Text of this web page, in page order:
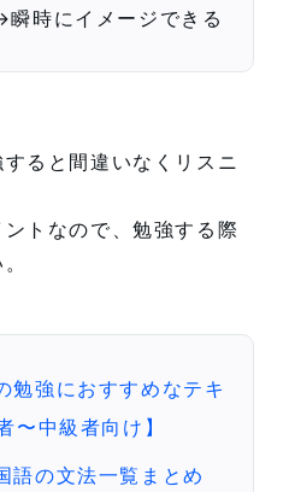
時にイメージできる
ると間違いなくリスニ
トなので、勉強する際
勉強におすすめなテキ
〜中級者向け】
語の文法一覧まとめ